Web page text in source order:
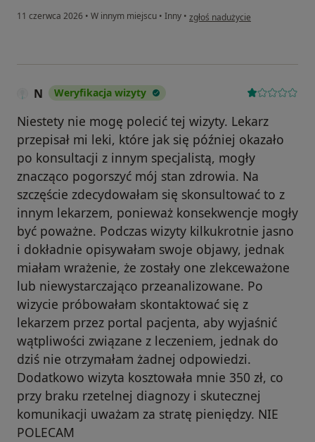
11 czerwca 2026 • W innym miejscu • Inny • w opinii użytkownika Maria
zgłoś nadużycie
N Weryfikacja wizyty
Niestety nie mogę polecić tej wizyty. Lekarz
przepisał mi leki, które jak się później okazało
po konsultacji z innym specjalistą, mogły
znacząco pogorszyć mój stan zdrowia. Na
szczęście zdecydowałam się skonsultować to z
innym lekarzem, ponieważ konsekwencje mogły
być poważne. Podczas wizyty kilkukrotnie jasno
i dokładnie opisywałam swoje objawy, jednak
miałam wrażenie, że zostały one zlekceważone
lub niewystarczająco przeanalizowane. Po
wizycie próbowałam skontaktować się z
lekarzem przez portal pacjenta, aby wyjaśnić
wątpliwości związane z leczeniem, jednak do
dziś nie otrzymałam żadnej odpowiedzi.
Dodatkowo wizyta kosztowała mnie 350 zł, co
przy braku rzetelnej diagnozy i skutecznej
komunikacji uważam za stratę pieniędzy. NIE
POLECAM